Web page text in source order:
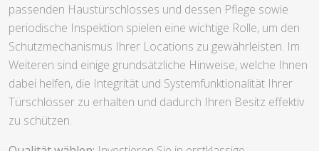
passenden Haustürschlosses und dessen Pflege sowie
periodische Inspektion spielen eine wichtige Rolle, um den
Schutzmechanismus Ihrer Locations zu gewährleisten. Im
Weiteren sind einige grundsätzliche Hinweise, welche Ihnen
dabei helfen, die Integrität und Systemfunktionalität Ihrer
Türschlösser zu erhalten und dadurch Ihren Besitz effektiv
zu schützen.